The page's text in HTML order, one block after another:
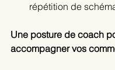
répétition de
Une posture de coach
accompagner vos